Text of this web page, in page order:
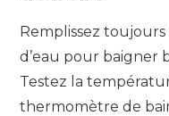
Remplissez toujours
d’eau pour baigner
Testez la
thermomètre de